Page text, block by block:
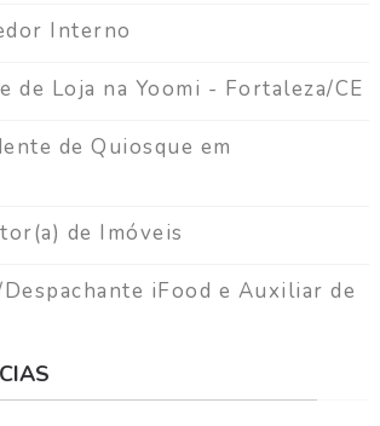
Interno
de Loja na Yoomi - Fortaleza/CE
de Quiosque em
de Imóveis
Despachante iFood e Auxiliar de